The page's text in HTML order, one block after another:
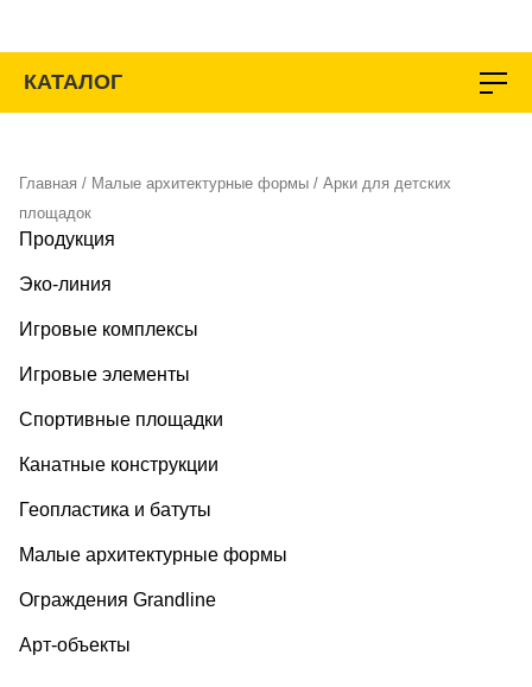
содержимому
КАТАЛОГ
Главная / Малые архитектурные формы / Арки для детских
площадок
Продукция
Эко-линия
Игровые комплексы
Игровые элементы
Спортивные площадки
Канатные конструкции
Геопластика и батуты
Малые архитектурные формы
Ограждения Grandline
Арт-объекты